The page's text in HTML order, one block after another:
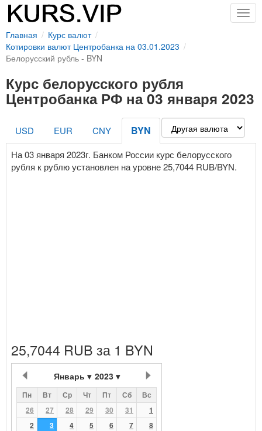
Главная
Курс валют
Котировки валют Центробанка на 03.01.2023
Белорусский рубль - BYN
Курс белорусского рубля
Центробанка РФ на 03 января 2023
USD EUR CNY BYN
На 03 января 2023г. Банком России курс белорусского
рубля к рублю установлен на уровне 25,7044 RUB/BYN.
25,7044 RUB за 1 BYN
Январь 2023
Пн Вт Ср Чт Пт Сб
Вс
26
27 28 29 30 31
1
2
3 4 5 6 7
8